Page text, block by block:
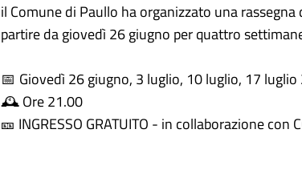
il Comune di Paullo ha organizzato una
partire da giovedì 26 giugno per quattro
📅 Giovedì 26 giugno, 3 luglio, 10 luglio, 17 luglio
🕰Ore 21.00
🎫 INGRESSO GRATUITO - in collaborazione con